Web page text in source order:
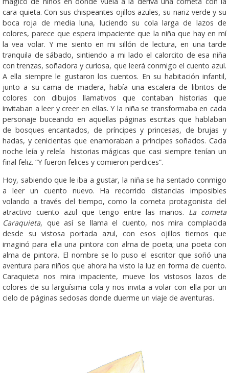
cara quieta. Con sus chispeantes ojillos azules, su nariz verde y su
boca roja de media luna, luciendo su cola larga de lazos de
colores, parece que espera impaciente que la niña que hay en mí
la vea volar. Y me siento en mi sillón de lectura, en una tarde
tranquila de sábado, sintiendo a mi lado el calorcito de esa niña
con trenzas, soñadora y curiosa, que leerá conmigo el cuento azul.
A ella siempre le gustaron los cuentos. En su habitación infantil,
junto a su cama de madera, había una escalera de libritos de
colores con dibujos llamativos que contaban historias que
invitaban a leer y creer en ellas. Y la niña se transformaba en cada
personaje buceando en aquellas páginas escritas que hablaban
de bosques encantados, de príncipes y princesas, de brujas y
hadas, y cenicientas que enamoraban a príncipes soñados. Cada
noche leía y releía historias mágicas que casi siempre tenían un
final feliz. “Y fueron felices y comieron perdices”.
Hoy, sabiendo que le iba a gustar, la niña se ha sentado conmigo
a leer un cuento nuevo. Ha recorrido distancias imposibles
volando a través del tiempo, como la cometa protagonista del
atractivo cuento azul que tengo entre las manos. La cometa
Caraquieta, que así se llama el cuento, nos mira complacida
desde su vistosa portada azul, con esos ojillos tiernos que
imaginó para ella una pintora con alma de poeta; una poeta con
alma de pintora. El nombre se lo puso el escritor que soñó una
aventura para niños que ahora ha visto la luz en forma de cuento.
Caraquieta nos mira impaciente, mueve los vistosos lazos de
colores de su larguísima cola y nos invita a volar con ella por un
cielo de páginas sedosas donde duerme un viaje de aventuras.